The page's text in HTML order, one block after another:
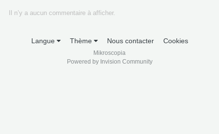
Il n’y a aucun commentaire à afficher.
Langue Thème Nous contacter Cookies
Mikroscopia
Powered by Invision Community